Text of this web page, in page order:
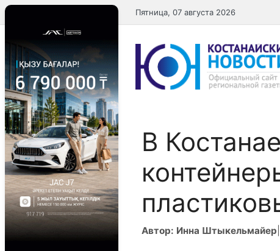
Перейти
к
содержимому
Пятница, 07 августа 2026
В
Автор: Инна Штыкельмайер